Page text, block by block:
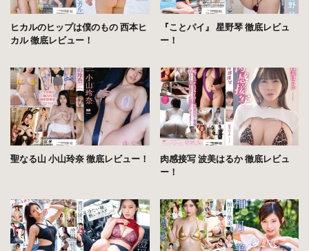
ヒカルのヒップは僕のもの 西本ヒ
カル 徹底レビュー！
『ことパイ』 星野琴 徹底レビュ
ー！
聖なる山 小山玲奈 徹底レビュー！
肉感接写 波美はるか 徹底レビュ
ー！